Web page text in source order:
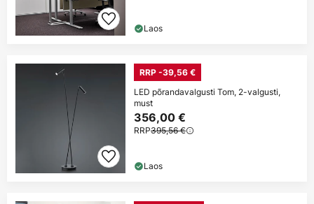
Laos
RRP -39,56 €
LED põrandavalgusti Tom, 2-valgusti,
must
356,00 €
RRP395,56 €
Laos